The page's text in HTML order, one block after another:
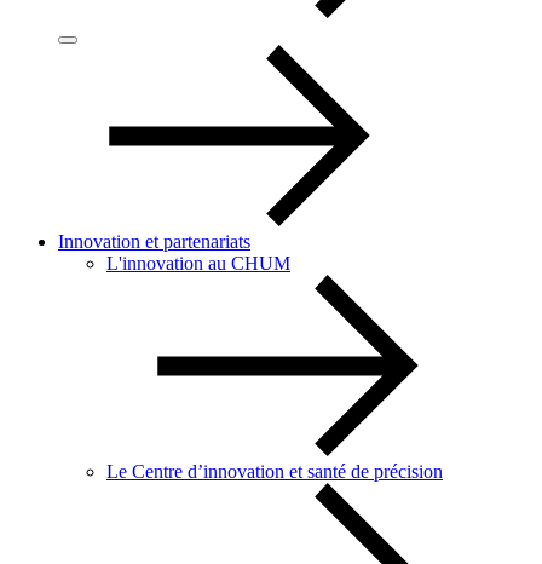
Innovation et partenariats
L'innovation au CHUM
Le Centre d’innovation et santé de précision